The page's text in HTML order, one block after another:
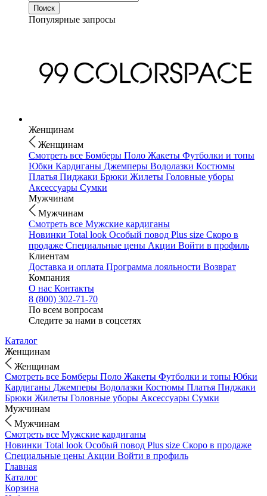
Популярные запросы
Женщинам
Женщинам
Смотреть все Бомберы Поло Жакеты Футболки и топы
Юбки Кардиганы Джемперы Водолазки Костюмы
Платья Пиджаки Брюки Жилеты Головные уборы
Аксессуары Сумки
Мужчинам
Мужчинам
Смотреть все Мужские кардиганы
Новинки Total look Особый повод Plus size Скоро в
продаже Специальные цены Акции Войти в профиль
Клиентам
Доставка и оплата Программа лояльности Возврат
Компания
О нас Контакты
8 (800) 302-71-70
По всем вопросам
Следите за нами в соцсетях
Каталог
Женщинам
Женщинам
Смотреть все Бомберы Поло Жакеты Футболки и топы Юбки
Кардиганы Джемперы Водолазки Костюмы Платья Пиджаки
Брюки Жилеты Головные уборы Аксессуары Сумки
Мужчинам
Мужчинам
Смотреть все Мужские кардиганы
Новинки Total look Особый повод Plus size Скоро в продаже
Специальные цены Акции Войти в профиль
Главная
Каталог
Корзина